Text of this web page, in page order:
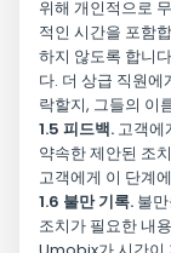
위해 개인적으로
적인 시간을 포함
하지 않도록 합니
다. 더 상급 직원에
락할지, 그들의 이
1.5 피드백. 고객에
약속한 제안된 조
고객에게 이 단계
1.6 불만 기록. 불
조치가 필요한 내